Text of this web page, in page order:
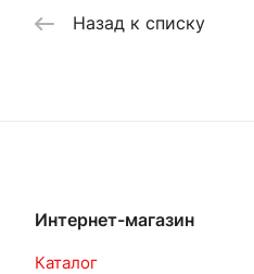
Назад к списку
Интернет-магазин
Каталог